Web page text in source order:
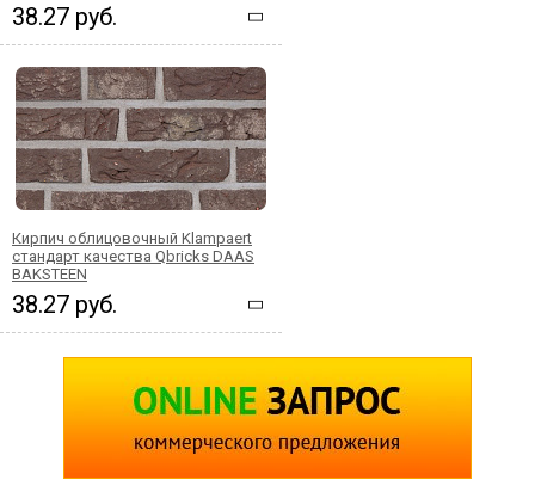
38.27 руб.
Кирпич облицовочный Klampaert
стандарт качества Qbricks DAAS
BAKSTEEN
38.27 руб.